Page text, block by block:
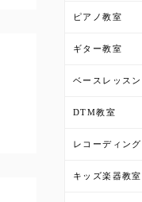
ピアノ教室
ギター教室
ベースレッスン
DTM教室
レコーディン
キッズ楽器教室